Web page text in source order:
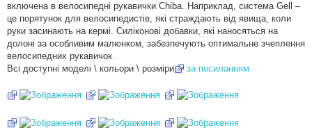
включена в велосипедні рукавички Chiba. Наприклад, система Gell –
це порятунок для велосипедистів, які страждають від явища, коли
руки засинають на кермі. Силіконові добавки, які наносяться на
долоні за особливим малюнком, забезпечують оптимальне зчеплення
велосипедних рукавичок.
Всі доступні моделі \ кольори \ розміри
за посиланням